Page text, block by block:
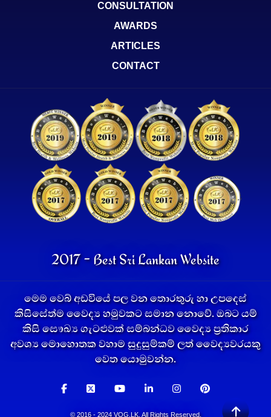
CONSULTATION
AWARDS
ARTICLES
CONTACT
2017 - Best Sri Lankan Website
මෙම වෙබ් අඩවියේ පල වන තොරතුරු හා උපදෙස්
කිසිසේත්ම වෛද්‍ය හමුවකට සමාන නොවේ. ඔබට යම්
කිසි සෞඛ්‍ය ගැටළුවක් සම්බන්ධව වෛද්‍ය ප්‍රතිකාර
අවශ්‍ය මොහොතක වහාම සුදුසුම්කම් ලත් වෛද්‍යවරයකු
වෙත යොමුවන්න.
© 2016 - 2024 VOG.LK. All Rights Reserved.